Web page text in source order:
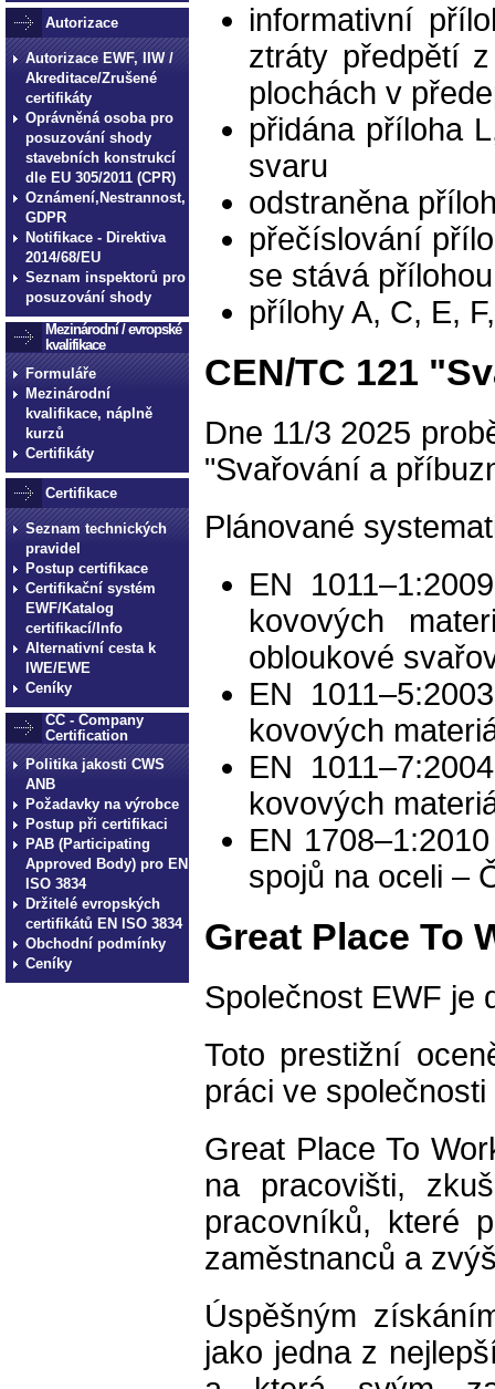
Autorizace
Autorizace EWF, IIW /
Akreditace/Zrušené
certifikáty
Oprávněná osoba pro
posuzování shody
stavebních konstrukcí
dle EU 305/2011 (CPR)
Oznámení,Nestrannost,
GDPR
Notifikace - Direktiva
2014/68/EU
Seznam inspektorů pro
posuzování shody
Mezinárodní / evropské
kvalifikace
Formuláře
Mezinárodní
kvalifikace, náplně
kurzů
Certifikáty
Certifikace
Seznam technických
pravidel
Postup certifikace
Certifikační systém
EWF/Katalog
certifikací/Info
Alternativní cesta k
IWE/EWE
Ceníky
CC - Company
Certification
Politika jakosti CWS
ANB
Požadavky na výrobce
Postup při certifikaci
PAB (Participating
Approved Body) pro EN
ISO 3834
Držitelé evropských
certifikátů EN ISO 3834
Obchodní podmínky
Ceníky
informativní
ztráty předpětí
plochách v
přidána příloha
svaru
odstraněna
přečíslování
se stává
přílohy A, C, E,
CEN/TC 121
Dne 11/3 2025
"Svařování a
Plánované
EN
kovových
obloukové
EN
kovových
EN
kovových
EN
spojů na oceli –
Great Place To
Společnost EWF je
Toto prestižní
práci ve
Great Place To
na pracovišti,
pracovníků, které
zaměstnanců a
Úspěšným
jako jedna z